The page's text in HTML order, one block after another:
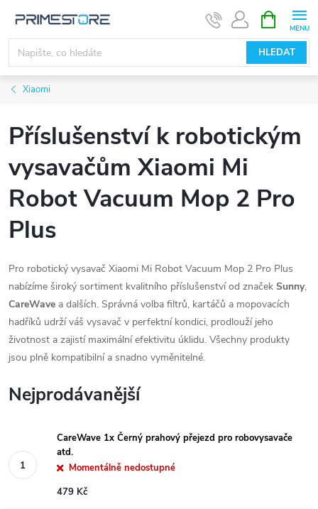
obsah
HLEDAT
NÁKUPNÍ
KOŠÍK
Xiaomi
Příslušenství k robotickým
vysavačům Xiaomi Mi
Robot Vacuum Mop 2 Pro
Plus
Pro robotický vysavač Xiaomi Mi Robot Vacuum Mop 2 Pro Plus
nabízíme široký sortiment kvalitního příslušenství od značek Sunny,
CareWave a dalších. Správná volba filtrů, kartáčů a mopovacích
hadříků udrží váš vysavač v perfektní kondici, prodlouží jeho
životnost a zajistí maximální efektivitu úklidu. Všechny produkty
jsou plně kompatibilní a snadno vyměnitelné.
Nejprodávanější
CareWave 1x Černý prahový přejezd pro robovysavače
atd.
Momentálně nedostupné
479 Kč